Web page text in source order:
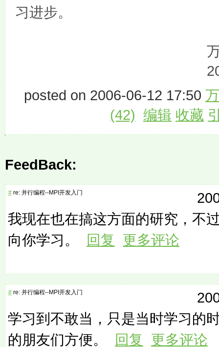
习进步。
posted on 2006-06-12 17:50
(42) 编辑 收藏
FeedBack:
# re: 并行编程--MPI开发入门
我现在也在搞这方面的研究，不
向你学习。 回复 更多评论
# re: 并行编程--MPI开发入门
学习到不敢当，只是当时学习的
的朋友们方便。 回复 更多评论